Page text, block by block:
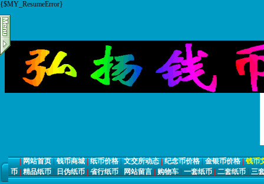
{$MY_ResumeError}
|网站首页|钱币商城|纸币价格|文交所动态|纪念币价格|金银币价格|钱币
币 | 精品纸币 | 日伪纸币 | 省行纸币 | 网站留言 | 购物车 | 一套纸币 | 二套纸币 | 三